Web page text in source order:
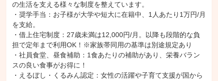
の生活を支える様々な制度を整えています。
・奨学手当：お子様が大学や短大に在籍中、1人あたり1万円/月
を支給。
・借上住宅制度：27歳未満は12,000円/月。以降も段階的な負
担で定年まで利用OK！※家族帯同用の基準は別途規定あり
・社員食堂、昼食補助：1食あたりの補助があり、栄養バラン
スの良い食事がお得に！
・えるぼし・くるみん認定：女性の活躍や子育て支援が国から